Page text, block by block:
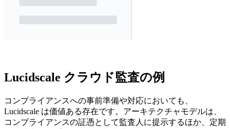
Lucidscale クラウド監査の例
コンプライアンスへの事前準備や対応においても、
Lucidscale は価値ある存在です。アーキテクチャモデルは、
コンプライアンスの証憑として監査人に提示するほか、定期